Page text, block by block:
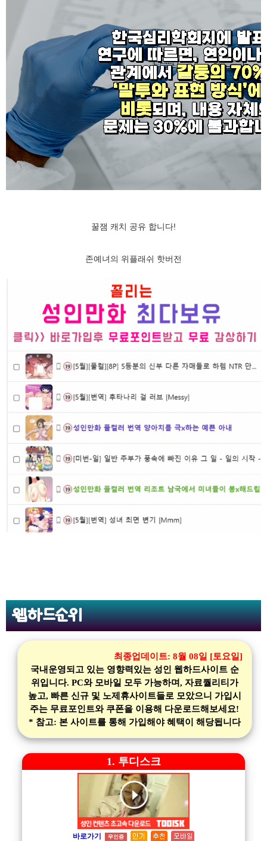
꿀잼 캐치 공유 합니다!
존예녀의 위플래쉬 핫버전
웹하드순위
최종업데이트: 8월 08일 [토요일]
국내운영되고 있는 영향력있는 성인 웹하드사이트 순
위입니다. PC와 모바일 모두 가능하며, 자료퀄리티가
높고, 빠른 신규 및 노제휴사이트들로 모았으니 가입시
주는 무료포인트와 쿠폰을 이용해 다운로드해보세요!
* 참고: 본 사이트를 통해 가입해야 혜택이 해당됩니다
1. 투디스크
바로가기 무인증